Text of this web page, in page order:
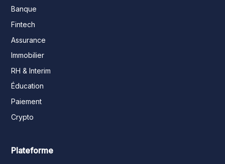
Banque
Fintech
Assurance
Immobilier
RH & Interim
Éducation
Paiement
Crypto
Plateforme